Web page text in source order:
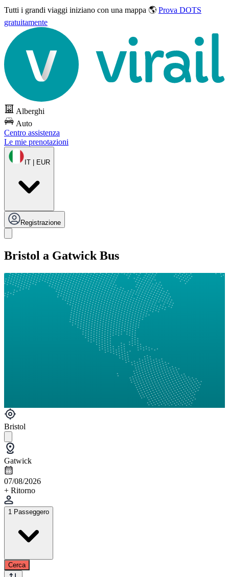
Tutti i grandi viaggi iniziano con una mappa 🌎 Prova DOTS
gratuitamente
Alberghi
Auto
Centro assistenza
Le mie prenotazioni
IT | EUR
Registrazione
Bristol a Gatwick Bus
Bristol
Gatwick
07/08/2026
+ Ritorno
1 Passeggero
Cerca